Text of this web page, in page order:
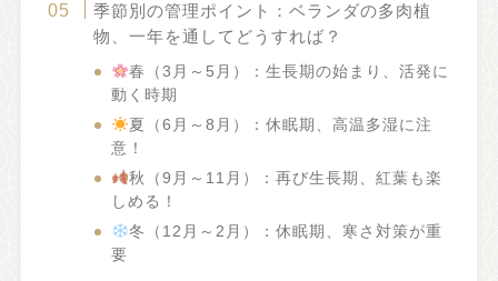
季節別の管理ポイント：ベランダの多肉植
物、一年を通してどうすれば？
春（3月～5月）：生長期の始まり、活発に
動く時期
夏（6月～8月）：休眠期、高温多湿に注
意！
秋（9月～11月）：再び生長期、紅葉も楽
しめる！
冬（12月～2月）：休眠期、寒さ対策が重
要